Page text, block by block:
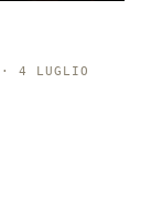
· 4 LUGLIO